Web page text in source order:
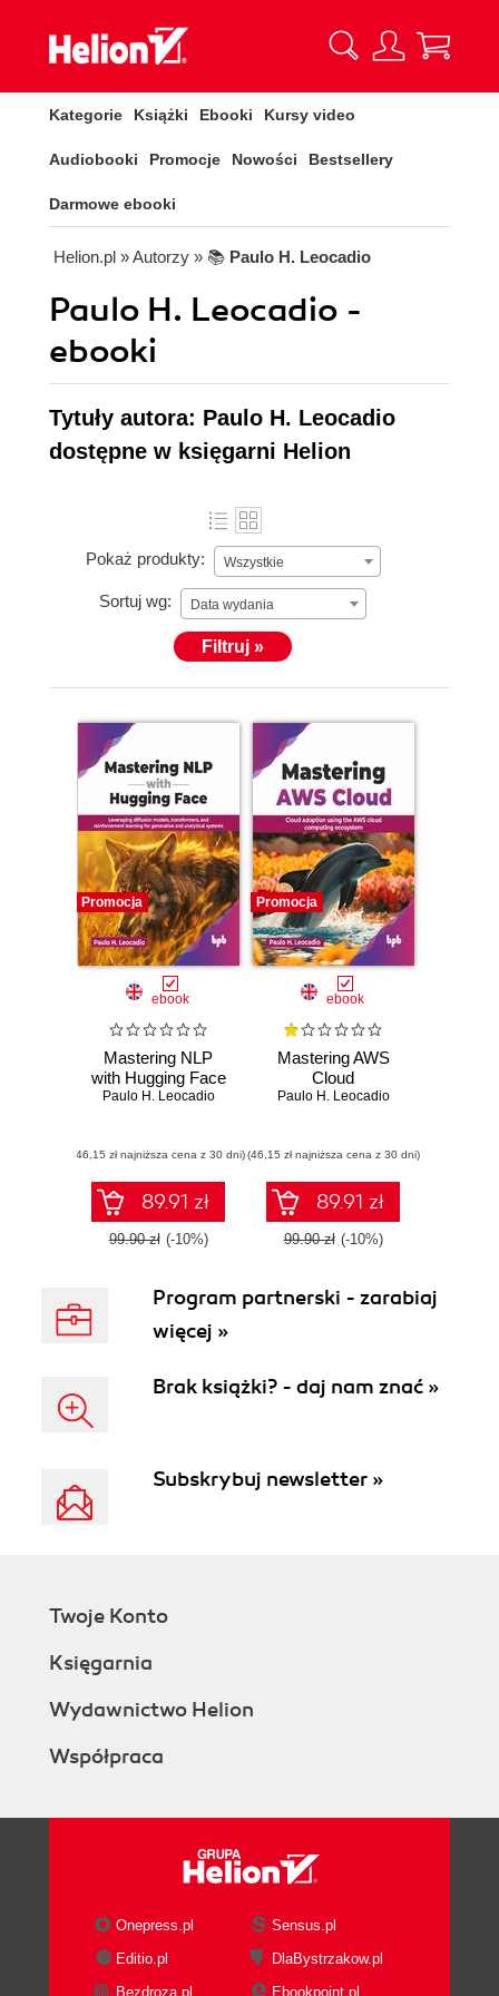
Kategorie Książki Ebooki Kursy video
Audiobooki Promocje Nowości Bestsellery
Darmowe ebooki
Helion.pl » Autorzy » 📚 Paulo H. Leocadio
Paulo H. Leocadio -
ebooki
Tytuły autora: Paulo H. Leocadio
dostępne w księgarni Helion
Pokaż produkty: Wszystkie
Sortuj wg: Data wydania
Filtruj »
Promocja
ebook
Mastering NLP
with Hugging Face
Paulo H. Leocadio
(46,15 zł najniższa cena z 30 dni)
89.91 zł
99.90 zł (-10%)
Promocja
ebook
Mastering AWS
Cloud
Paulo H. Leocadio
(46,15 zł najniższa cena z 30 dni)
89.91 zł
99.90 zł (-10%)
Program partnerski - zarabiaj
więcej »
Brak książki? - daj nam znać »
Subskrybuj newsletter »
Twoje Konto
Księgarnia
Wydawnictwo Helion
Współpraca
Onepress.pl
Sensus.pl
Editio.pl
DlaBystrzakow.pl
Bezdroza.pl
Ebookpoint.pl